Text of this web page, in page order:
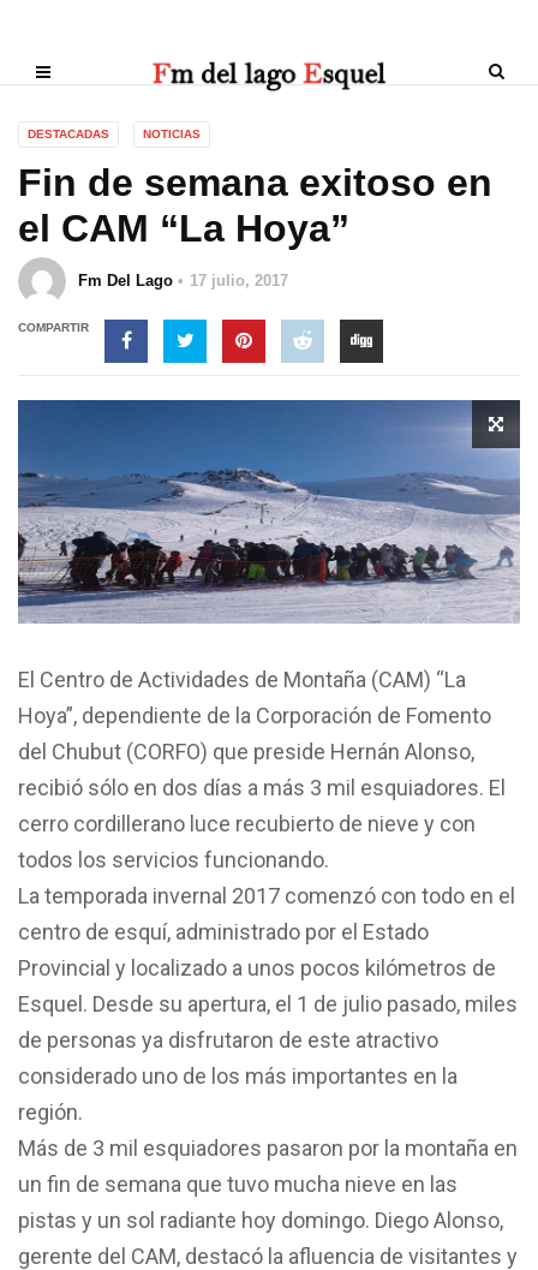
DESTACADAS NOTICIAS
Fin de semana exitoso en
el CAM “La Hoya”
Fm Del Lago 17 julio, 2017
COMPARTIR
El Centro de Actividades de Montaña (CAM) “La
Hoya”, dependiente de la Corporación de Fomento
del Chubut (CORFO) que preside Hernán Alonso,
recibió sólo en dos días a más 3 mil esquiadores. El
cerro cordillerano luce recubierto de nieve y con
todos los servicios funcionando.
La temporada invernal 2017 comenzó con todo en el
centro de esquí, administrado por el Estado
Provincial y localizado a unos pocos kilómetros de
Esquel. Desde su apertura, el 1 de julio pasado, miles
de personas ya disfrutaron de este atractivo
considerado uno de los más importantes en la
región.
Más de 3 mil esquiadores pasaron por la montaña en
un fin de semana que tuvo mucha nieve en las
pistas y un sol radiante hoy domingo. Diego Alonso,
gerente del CAM, destacó la afluencia de visitantes y